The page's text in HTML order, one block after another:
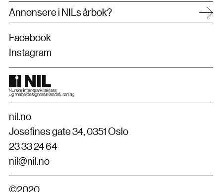
Annonsere i NILs årbok?
nil.no
Josefines gate 34, 0351 Oslo
23 33 24 64
nil@nil.no
©2020
Facebook
Instagram